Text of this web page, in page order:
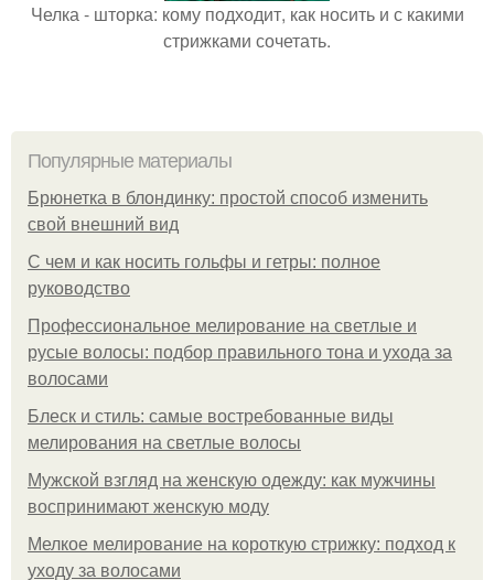
Челка - шторка: кому подходит, как носить и с какими
стрижками сочетать.
Популярные материалы
Брюнетка в блондинку: простой способ изменить
свой внешний вид
С чем и как носить гольфы и гетры: полное
руководство
Профессиональное мелирование на светлые и
русые волосы: подбор правильного тона и ухода за
волосами
Блеск и стиль: самые востребованные виды
мелирования на светлые волосы
Мужской взгляд на женскую одежду: как мужчины
воспринимают женскую моду
Мелкое мелирование на короткую стрижку: подход к
уходу за волосами